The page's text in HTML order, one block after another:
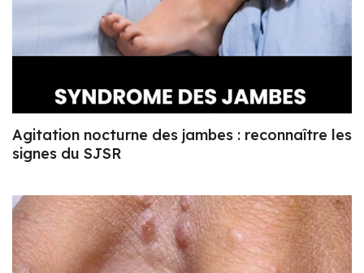
Agitation nocturne des jambes : reconnaître les
signes du SJSR